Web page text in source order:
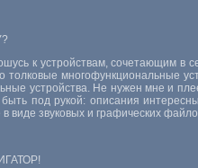
к устройствам, сочетающим в
толковые многофункциональные
устройства. Не нужен мне и
под рукой: описания
в виде звуковых и графических